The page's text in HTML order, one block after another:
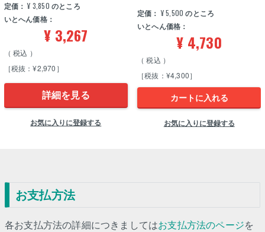
定価： ¥ 3,850 のところ
いとへん価格：
¥ 3,267
税込
［税抜：¥2,970］
詳細を見る
お気に入りに登録する
定価： ¥5,500 のところ
いとへん価格：
¥ 4,730
税込
［税抜：¥4,300］
カートに入れる
お気に入りに登録する
お支払方法
各お支払方法の詳細につきましてはお支払方法のページを